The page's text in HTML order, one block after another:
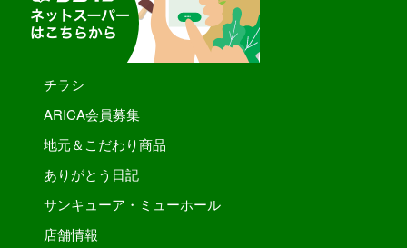
チラシ
ARICA会員募集
地元＆こだわり商品
ありがとう日記
サンキューア・ミューホール
店舗情報